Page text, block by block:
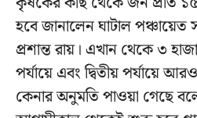
হবে জানালেন ঘাটাল পঞ্চায়েত
প্রশান্ত রায়। এখান থেকে ৩
পর্যায়ে এবং দ্বিতীয় পর্যায়ে
কেনার অনুমতি পাওয়া গেছে